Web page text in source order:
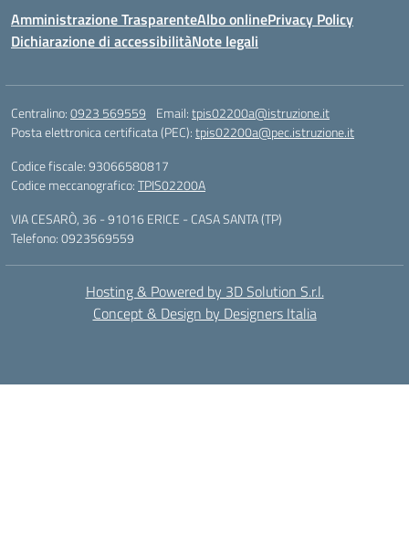
Amministrazione TrasparenteAlbo onlinePrivacy Policy
Dichiarazione di accessibilitàNote legali
Centralino:0923 569559 Email:tpis02200a@istruzione.it
Posta elettronica certificata (PEC):tpis02200a@pec.istruzione.it
Codice fiscale: 93066580817
Codice meccanografico:TPIS02200A
VIA CESARÒ, 36 - 91016 ERICE - CASA SANTA (TP)
Telefono: 0923569559
Hosting & Powered by 3D Solution S.r.l.
Concept & Design by Designers Italia